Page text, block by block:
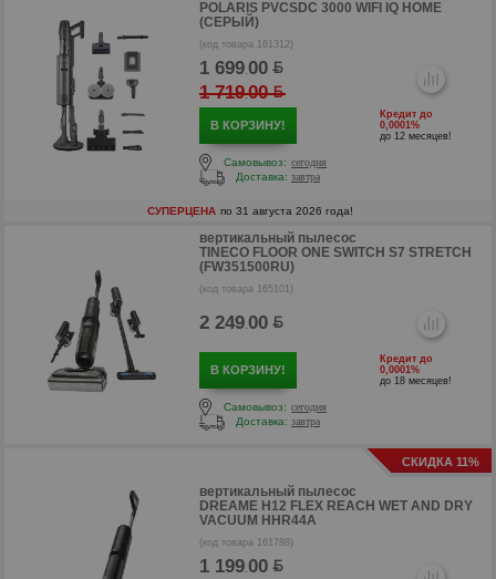
р
POLARIS PVCSDC 3000 WIFI IQ HOME
(СЕРЫЙ)
(код товара 161312)
1 699.00
1 719.00
В КОРЗИНУ!
Кредит до
0,0001%
до 12 месяцев!
Самовывоз: сегодня
Доставка: завтра
СУПЕРЦЕНА по 31 августа 2026 года!
вертикальный пылесос
TINECO FLOOR ONE SWITCH S7 STRETCH
(FW351500RU)
(код товара 165101)
2 249.00
В КОРЗИНУ!
Кредит до
0,0001%
до 18 месяцев!
Самовывоз: сегодня
Доставка: завтра
СКИДКА 11%
вертикальный пылесос
DREAME H12 FLEX REACH WET AND DRY
VACUUM HHR44A
(код товара 161788)
1 199.00